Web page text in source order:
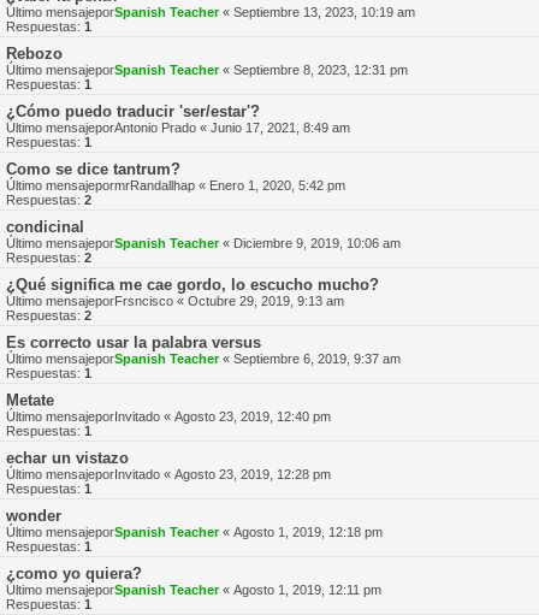
Último mensajeporSpanish Teacher« Septiembre 13, 2023, 10:19 am
Respuestas: 1
Rebozo
Último mensajeporSpanish Teacher« Septiembre 8, 2023, 12:31 pm
Respuestas: 1
¿Cómo puedo traducir 'ser/estar'?
Último mensajeporAntonio Prado « Junio 17, 2021, 8:49 am
Respuestas: 1
Como se dice tantrum?
Último mensajepormrRandallhap « Enero 1, 2020, 5:42 pm
Respuestas: 2
condicinal
Último mensajeporSpanish Teacher« Diciembre 9, 2019, 10:06 am
Respuestas: 2
¿Qué significa me cae gordo, lo escucho mucho?
Último mensajeporFrsncisco « Octubre 29, 2019, 9:13 am
Respuestas: 2
Es correcto usar la palabra versus
Último mensajeporSpanish Teacher« Septiembre 6, 2019, 9:37 am
Respuestas: 1
Metate
Último mensajeporInvitado « Agosto 23, 2019, 12:40 pm
Respuestas: 1
echar un vistazo
Último mensajeporInvitado « Agosto 23, 2019, 12:28 pm
Respuestas: 1
wonder
Último mensajeporSpanish Teacher« Agosto 1, 2019, 12:18 pm
Respuestas: 1
¿como yo quiera?
Último mensajeporSpanish Teacher« Agosto 1, 2019, 12:11 pm
Respuestas: 1